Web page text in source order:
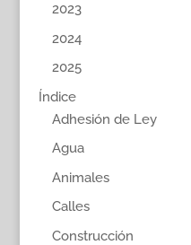
2023
2024
2025
Índice
Adhesión de Ley
Agua
Animales
Calles
Construcción